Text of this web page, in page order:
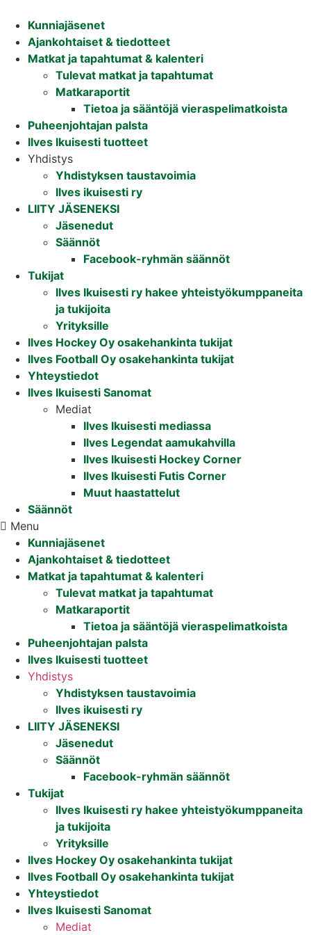
sisältöönKunniajäsenet
Ajankohtaiset & tiedotteet
Matkat ja tapahtumat & kalenteri
Tulevat matkat ja tapahtumat
Matkaraportit
Tietoa ja sääntöjä vieraspelimatkoista
Puheenjohtajan palsta
Ilves Ikuisesti tuotteet
Yhdistys
Yhdistyksen taustavoimia
Ilves ikuisesti ry
LIITY JÄSENEKSI
Jäsenedut
Säännöt
Facebook-ryhmän säännöt
Tukijat
Ilves Ikuisesti ry hakee yhteistyökumppaneita
ja tukijoita
Yrityksille
Ilves Hockey Oy osakehankinta tukijat
Ilves Football Oy osakehankinta tukijat
Yhteystiedot
Ilves Ikuisesti Sanomat
Mediat
Ilves Ikuisesti mediassa
Ilves Legendat aamukahvilla
Ilves Ikuisesti Hockey Corner
Ilves Ikuisesti Futis Corner
Muut haastattelut
Säännöt
Menu
Kunniajäsenet
Ajankohtaiset & tiedotteet
Matkat ja tapahtumat & kalenteri
Tulevat matkat ja tapahtumat
Matkaraportit
Tietoa ja sääntöjä vieraspelimatkoista
Puheenjohtajan palsta
Ilves Ikuisesti tuotteet
Yhdistys
Yhdistyksen taustavoimia
Ilves ikuisesti ry
LIITY JÄSENEKSI
Jäsenedut
Säännöt
Facebook-ryhmän säännöt
Tukijat
Ilves Ikuisesti ry hakee yhteistyökumppaneita
ja tukijoita
Yrityksille
Ilves Hockey Oy osakehankinta tukijat
Ilves Football Oy osakehankinta tukijat
Yhteystiedot
Ilves Ikuisesti Sanomat
Mediat